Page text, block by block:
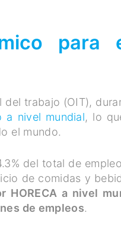
para
trabajo (OIT),
a nivel mundial, lo
el mundo.
del total de
de comidas y
HORECA a nivel
de empleos.